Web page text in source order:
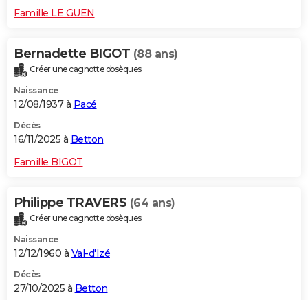
Famille LE GUEN
Bernadette BIGOT (88 ans)
Créer une cagnotte obsèques
Naissance
12/08/1937 à Pacé
Décès
16/11/2025 à Betton
Famille BIGOT
Philippe TRAVERS (64 ans)
Créer une cagnotte obsèques
Naissance
12/12/1960 à Val-d'Izé
Décès
27/10/2025 à Betton